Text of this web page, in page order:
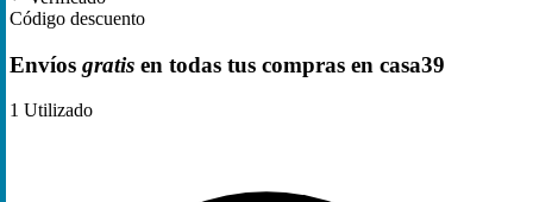
Código descuento
Envíos gratis en todas tus compras en casa39
1 Utilizado